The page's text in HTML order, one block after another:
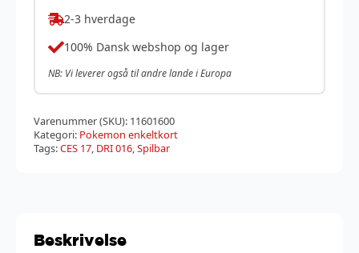
2-3 hverdage
100% Dansk webshop og lager
NB: Vi leverer også til andre lande i Europa
Varenummer (SKU): 11601600
Kategori: Pokemon enkeltkort
Tags:CES 17, DRI 016,Spilbar
Beskrivelse